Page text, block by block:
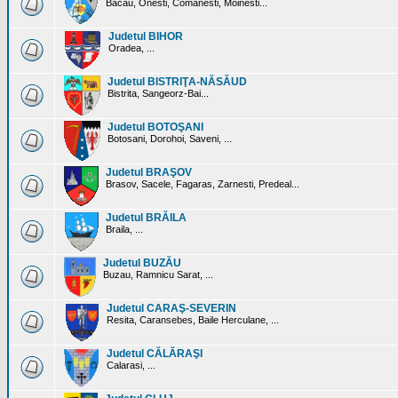
Bacau, Onesti, Comanesti, Moinesti...
Judetul BIHOR
Oradea, ...
Judetul BISTRIŢA-NĂSĂUD
Bistrita, Sangeorz-Bai...
Judetul BOTOŞANI
Botosani, Dorohoi, Saveni, ...
Judetul BRAŞOV
Brasov, Sacele, Fagaras, Zarnesti, Predeal...
Judetul BRĂILA
Braila, ...
Judetul BUZĂU
Buzau, Ramnicu Sarat, ...
Judetul CARAŞ-SEVERIN
Resita, Caransebes, Baile Herculane, ...
Judetul CĂLĂRAŞI
Calarasi, ...